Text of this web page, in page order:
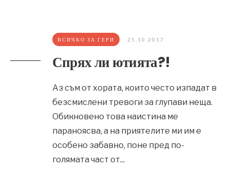
ВСИЧКО ЗА ГЕРИ 25.10.2017
Спрях ли ютията?!
Аз съм от хората, които често изпадат в
безсмислени тревоги за глупави неща.
Обикновено това наистина ме
параноясва, а на приятелите ми им е
особено забавно, поне пред по-
голямата част от...